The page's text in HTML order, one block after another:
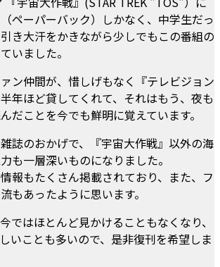
ペーパーバック）しかなく、中学生だっ
き大汗をかきながら少しでもこの番組の
いました。
ン仲間が、惜しげもなく『テレビジョン
年ほど貸してくれて、それはもう、夜も
だことを今でも鮮明に覚えています。
誌のおかげで、『宇宙大作戦』以外の海
も一層深いものになりました。
報もたくさん掲載されており、また、フ
もあったように思います。
ではほとんど見かけることもなくなり、
いことも多いので、是非復刊を希望しま